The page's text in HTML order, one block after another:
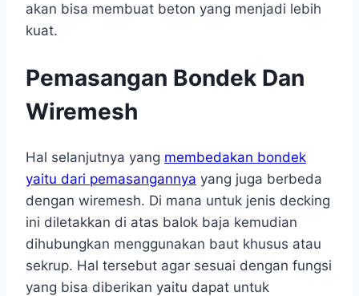
akan bisa membuat beton yang menjadi lebih
kuat.
Pemasangan Bondek Dan
Wiremesh
Hal selanjutnya yang membedakan bondek
yaitu dari pemasangannya yang juga berbeda
dengan wiremesh. Di mana untuk jenis decking
ini diletakkan di atas balok baja kemudian
dihubungkan menggunakan baut khusus atau
sekrup. Hal tersebut agar sesuai dengan fungsi
yang bisa diberikan yaitu dapat untuk